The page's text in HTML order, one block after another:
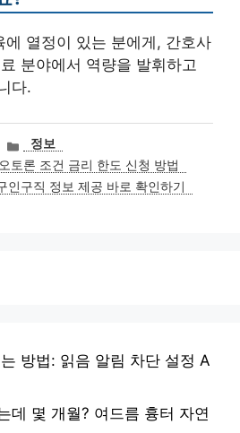
열정이 있는 분에게, 간호사
분야에서 역량을 발휘하고
다.
카
테
고
리
정보
토론 조건 금리 한도 신청 방법
인구직 정보 제공 바로 확인하기
방법: 읽음 알림 차단 설정 A
데 몇 개월? 여드름 흉터 자연